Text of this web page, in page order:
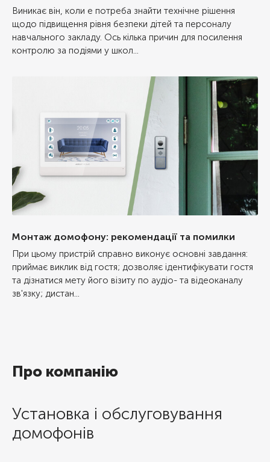
Виникає він, коли е потреба знайти технічне рішення
щодо підвищення рівня безпеки дітей та персоналу
навчального закладу. Ось кілька причин для посилення
контролю за подіями у школ...
Монтаж домофону: рекомендації та помилки
При цьому пристрій справно виконує основні завдання:
приймає виклик від гостя; дозволяє ідентифікувати гостя
та дізнатися мету його візиту по аудіо- та відеоканалу
зв'язку; дистан...
Про компанію
Установка і обслуговування
домофонів